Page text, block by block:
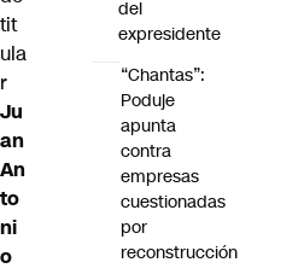
tit
ula
r
Ju
an
An
to
ni
o
del
expresidente
“Chantas”:
Poduje
apunta
contra
empresas
cuestionadas
por
reconstrucción